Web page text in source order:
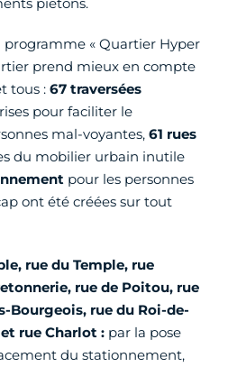
programme « Quartier Hyper
prend mieux en compte
tous : 67 traversées
pour faciliter le
mal-voyantes, 61 rues
du mobilier urbain inutile
pour les personnes
ont été créées sur tout
rue du Temple, rue
rue de Poitou, rue
Bourgeois, rue du Roi-de-
rue Charlot : par la pose
du stationnement,